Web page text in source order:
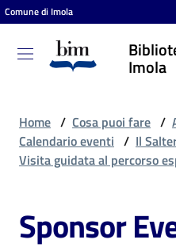
Vai al contenuto
Vai alla navigazione
Vai al footer
Comune di Imola
Imola
Biblioteca
comunale
Cosa
Home / Cosa puoi fare /
Calendario eventi / Il
Visita guidata al percorso
Sponsor